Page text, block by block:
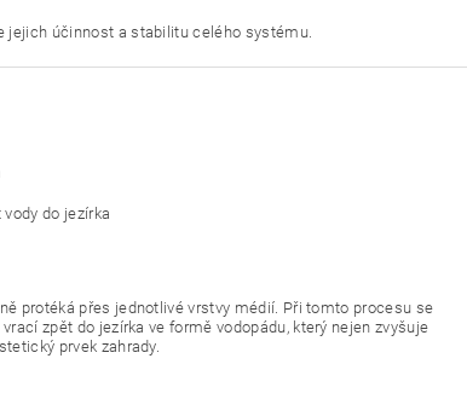
jejich účinnost a stabilitu celého systému.
do jezírka
protéká přes jednotlivé vrstvy médií. Při tomto procesu se
zpět do jezírka ve formě vodopádu, který nejen zvyšuje
prvek zahrady.